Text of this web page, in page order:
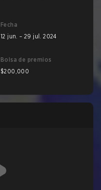
Fecha
12 jun. – 29 jul. 2024
Bolsa de premios
$200,000